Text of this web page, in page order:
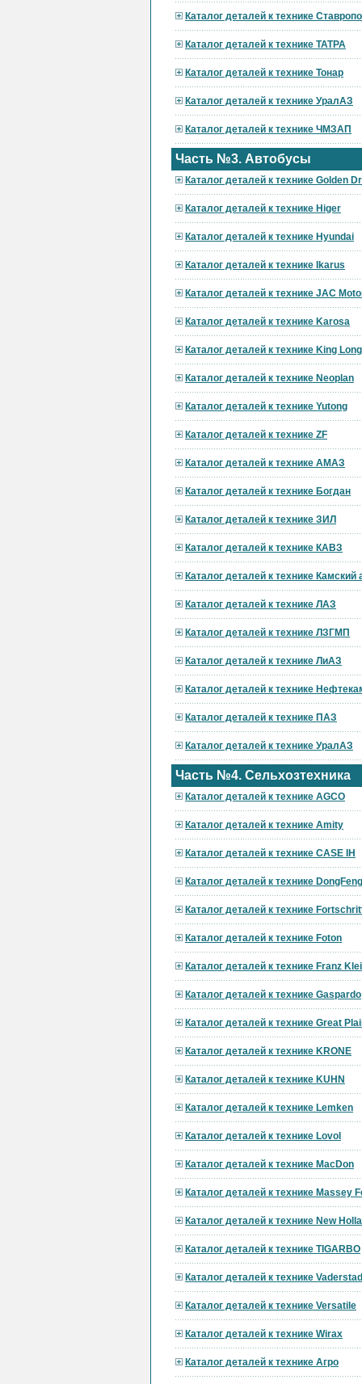
Каталог деталей к технике
Каталог деталей к технике ТАТРА
Каталог деталей к технике Тонар
Каталог деталей к технике УралАЗ
Каталог деталей к технике ЧМЗАП
Часть №3. Автобусы
Каталог деталей к технике Golden
Каталог деталей к технике Higer
Каталог деталей к технике Hyundai
Каталог деталей к технике Ikarus
Каталог деталей к технике JAC
Каталог деталей к технике Karosa
Каталог деталей к технике King Long
Каталог деталей к технике Neoplan
Каталог деталей к технике Yutong
Каталог деталей к технике ZF
Каталог деталей к технике АМАЗ
Каталог деталей к технике Богдан
Каталог деталей к технике ЗИЛ
Каталог деталей к технике КАВЗ
Каталог деталей к технике Камский
Каталог деталей к технике ЛАЗ
Каталог деталей к технике ЛЗГМП
Каталог деталей к технике ЛиАЗ
Каталог деталей к технике
Каталог деталей к технике ПАЗ
Каталог деталей к технике УралАЗ
Часть №4. Сельхозтехника
Каталог деталей к технике AGCO
Каталог деталей к технике Amity
Каталог деталей к технике CASE IH
Каталог деталей к технике DongFeng
Каталог деталей к технике
Каталог деталей к технике Foton
Каталог деталей к технике Franz
Каталог деталей к технике Gaspardo
Каталог деталей к технике Great
Каталог деталей к технике KRONE
Каталог деталей к технике KUHN
Каталог деталей к технике Lemken
Каталог деталей к технике Lovol
Каталог деталей к технике MacDon
Каталог деталей к технике Massey
Каталог деталей к технике New
Каталог деталей к технике TIGARBO
Каталог деталей к технике Vaderstad
Каталог деталей к технике Versatile
Каталог деталей к технике Wirax
Каталог деталей к технике Агро